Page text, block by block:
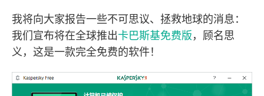
我将向大家报告一些不可思议、拯救地球的消息：
我们宣布将在全球推出卡巴斯基免费版，顾名思
义，这是一款完全免费的软件！